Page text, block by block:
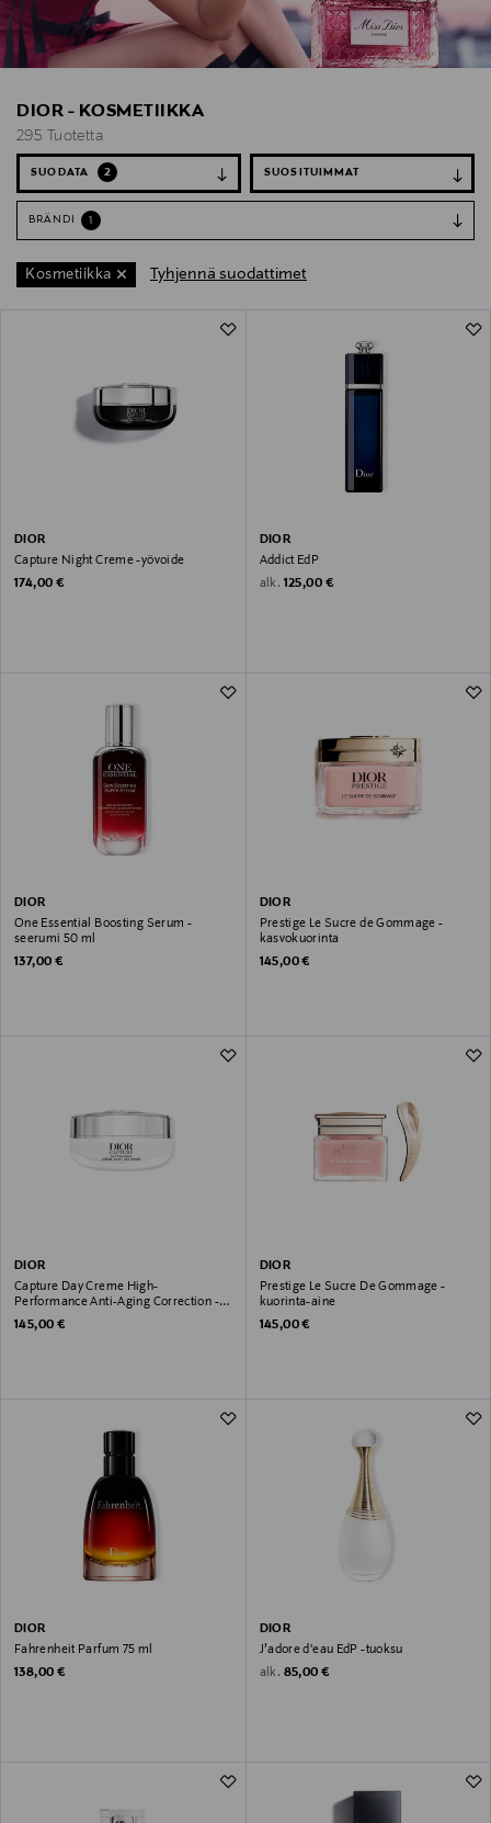
DIOR - KOSMETIIKKA
295 Tuotetta
SUODATA 2
BRÄNDI 1
Kosmetiikka Tyhjennä suodattimet
DIOR
Capture Night Creme -yövoide
Original Price
174,00 €
DIOR
Addict EdP
alk. Original Price
125,00 €
DIOR
One Essential Boosting Serum -
seerumi 50 ml
Original Price
137,00 €
DIOR
Prestige Le Sucre de Gommage -
kasvokuorinta
Original Price
145,00 €
DIOR
Capture Day Creme High-
Performance Anti-Aging Correction -
päiväväoide
Original Price
145,00 €
DIOR
Prestige Le Sucre De Gommage -
kuorinta-aine
Original Price
145,00 €
DIOR
Fahrenheit Parfum 75 ml
Original Price
138,00 €
DIOR
J’adore d'eau EdP -tuoksu
alk. Original Price
85,00 €